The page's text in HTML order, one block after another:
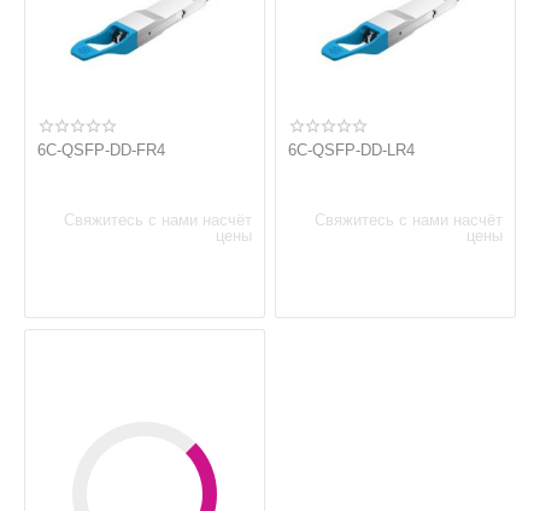
6C-QSFP-DD-FR4
Свяжитесь с нами насчёт
цены
6C-QSFP-DD-LR4
Свяжитесь с нами насчёт
цены